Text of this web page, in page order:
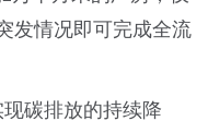
发情况即可完成全流
碳排放的持续降